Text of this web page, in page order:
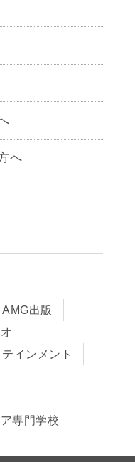
へ
ー
AMG出版
インメント
専門学校